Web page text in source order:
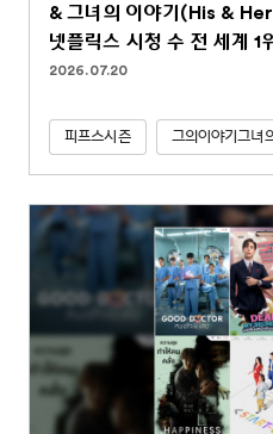
& 그녀의 이야기(His &
넷플릭스 시청 수 전 세계 1
2026.07.20
피프스시즌 그의이야기그녀